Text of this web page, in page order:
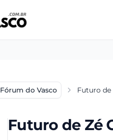
Fórum do Vasco Futuro de
Futuro de Zé